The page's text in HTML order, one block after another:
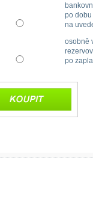
po
na
osobně
po